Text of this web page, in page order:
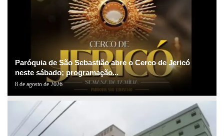
Paróquia de São Sebastião abre o Cerco de Jericó
neste sábado; programação...
8 de agosto de 2026